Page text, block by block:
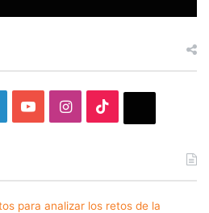
YouTubeInstagram
para analizar los retos de la